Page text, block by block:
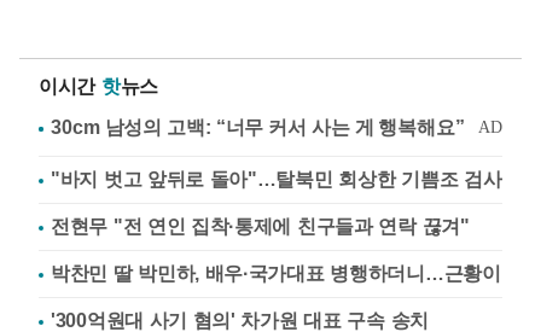
이시간 핫뉴스
"바지 벗고 앞뒤로 돌아"…탈북민 회상한 기쁨조 검사
전현무 "전 연인 집착·통제에 친구들과 연락 끊겨"
박찬민 딸 박민하, 배우·국가대표 병행하더니…근황이
'300억원대 사기 혐의' 차가원 대표 구속 송치